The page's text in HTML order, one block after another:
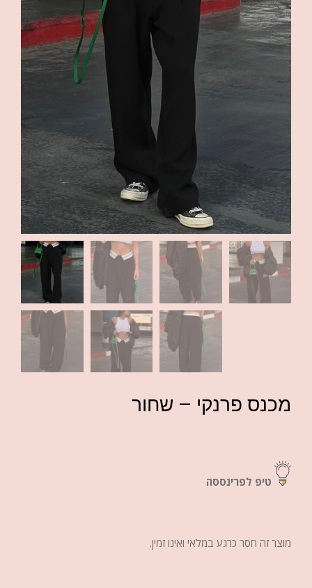
מכנס פרנקי – שחור
טיפ לפרינססה
מוצר זה חסר כרגע במלאי ואינו זמין.